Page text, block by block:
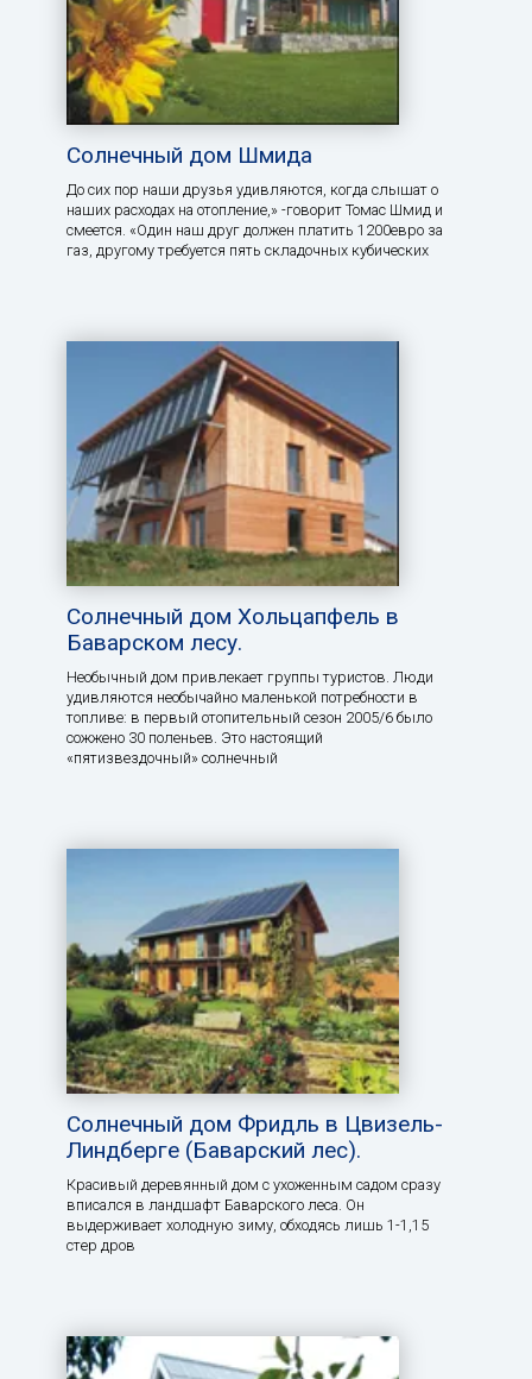
Солнечный дом Шмида
До сих пор наши друзья удивляются, когда слышат о
наших расходах на отопление,» -говорит Томас Шмид и
смеется. «Один наш друг должен платить 1200евро за
газ, другому требуется пять складочных кубических
Солнечный дом Хольцапфель в
Баварском лесу.
Необычный дом привлекает группы туристов. Люди
удивляются необычайно маленькой потребности в
топливе: в первый отопительный сезон 2005/6 было
сожжено 30 поленьев. Это настоящий
«пятизвездочный» солнечный
Солнечный дом Фридль в Цвизель-
Линдберге (Баварский лес).
Красивый деревянный дом с ухоженным садом сразу
вписался в ландшафт Баварского леса. Он
выдерживает холодную зиму, обходясь лишь 1-1,15
стер дров